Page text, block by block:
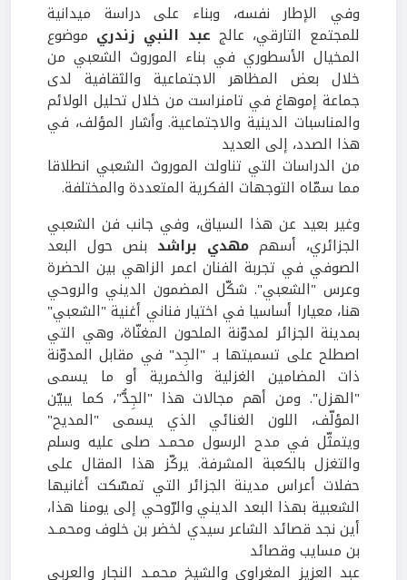
وفي الإطار نفسه، وبناء على دراسة ميدانية
للمجتمع التارقي، عالج عبد النبي زندري موضوع
المخيال الأسطوري في بناء الموروث الشعبي من
خلال بعض المظاهر الاجتماعية والثقافية لدى
جماعة إموهاغ في تامنراست من خلال تحليل الولائم
والمناسبات الدينية والاجتماعية. وأشار المؤلف، في
هذا الصدد، إلى العديد
من الدراسات التي تناولت الموروث الشعبي انطلاقا
مما سمّاه التوجهات الفكرية المتعددة والمختلفة.
وغير بعيد عن هذا السياق، وفي جانب فن الشعبي
الجزائري، أسهم مهدي براشد بنص حول البعد
الصوفي في تجربة الفنان اعمر الزاهي بين الحضرة
وعرس "الشعبي". شكّل المضمون الديني والروحي
هنا، معيارا أساسيا في اختيار فناني أغنية "الشعبي"
بمدينة الجزائر لمدوّنة الملحون المغنّاة، وهي التي
اصطلح على تسميتها بـ "الجِد" في مقابل المدوّنة
ذات المضامين الغزلية والخمرية أو ما يسمى
"الهزل". ومن أهم مجالات هذا "الجِدُّ"، كما يبيّن
المؤلّف، اللون الغنائي الذي يسمى "المديح"
ويتمثّل في مدح الرسول محمـد صلى عليه وسلم
والتغزل بالكعبة المشرفة. يركّز هذا المقال على
حفلات أعراس مدينة الجزائر التي تمسّكت أغانيها
الشعبية بهذا البعد الديني والرّوحي إلى يومنا هذا،
أين نجد قصائد الشاعر سيدي لخضر بن خلوف ومحمـد
بن مسايب وقصائد
عبد العزيز المغراوي والشيخ محمـد النجار والعربي